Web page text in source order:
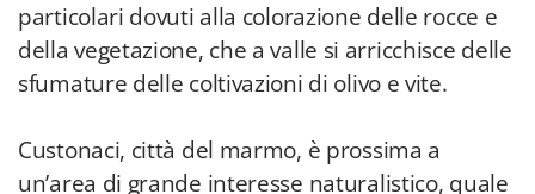
particolari dovuti alla colorazione delle rocce e
della vegetazione, che a valle si arricchisce delle
sfumature delle coltivazioni di olivo e vite.
Custonaci, città del marmo, è prossima a
un’area di grande interesse naturalistico, quale